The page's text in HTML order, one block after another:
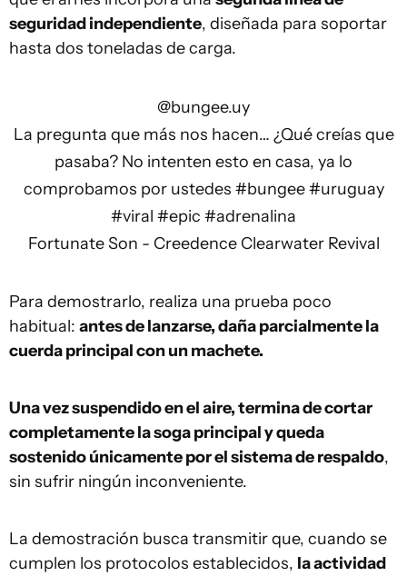
seguridad independiente, diseñada para soportar
hasta dos toneladas de carga.
@bungee.uy
La pregunta que más nos hacen… ¿Qué creías que
pasaba? No intenten esto en casa, ya lo
comprobamos por ustedes #bungee #uruguay
#viral #epic #adrenalina
Fortunate Son - Creedence Clearwater Revival
Para demostrarlo, realiza una prueba poco
habitual: antes de lanzarse, daña parcialmente la
cuerda principal con un machete.
Una vez suspendido en el aire, termina de cortar
completamente la soga principal y queda
sostenido únicamente por el sistema de respaldo,
sin sufrir ningún inconveniente.
La demostración busca transmitir que, cuando se
cumplen los protocolos establecidos, la actividad